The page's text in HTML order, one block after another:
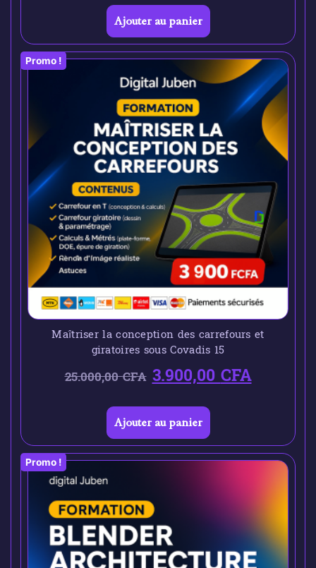
Ajouter au panier
Promo !
Maîtriser la conception des carrefours et
giratoires sous Covadis 15
25.000,00CFA 3.900,00CFA
Ajouter au panier
Promo !